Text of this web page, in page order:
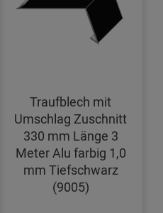
Traufblech mit
Umschlag Zuschnitt
330 mm Länge 3
Meter Alu farbig 1,0
mm Tiefschwarz
(9005)